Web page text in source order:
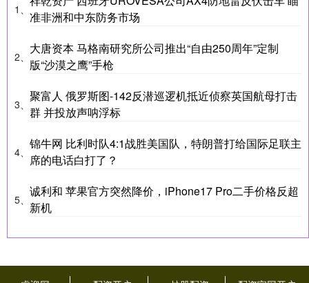
1、 准非洲和中东防务市场
2、
大唐资本 马格南研究所公司推出“自由250周年”定制
版“沙漠之鹰”手枪
3、
聚富人 俄罗斯图-142反潜巡逻机抵近侦察英国航母打击
群 并投放声呐浮标
4、
锦牛网 比利时队4:1战胜美国队，特朗普打给国际足联主
席的电话白打了？
5、
诚利和 苹果官方突然降价，iPhone17 Pro二手价格反超
新机